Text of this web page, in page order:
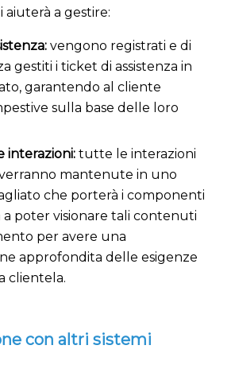
aiuterà a gestire:
vengono registrati e di
gestiti i ticket di assistenza in
garantendo al cliente
sulla base delle loro
interazioni:tutte le interazioni
mantenute in uno
che porterà i componenti
a poter visionare tali contenuti
per avere una
approfondita delle esigenze
clientela.
con altri sistemi